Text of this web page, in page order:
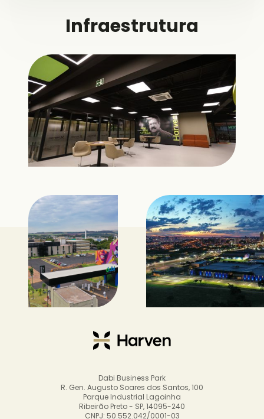
Infraestrutura
Dabi Business Park
R. Gen. Augusto Soares dos Santos, 100
Parque Industrial Lagoinha
Ribeirão Preto - SP, 14095-240
CNPJ: 50.552.042/0001-03